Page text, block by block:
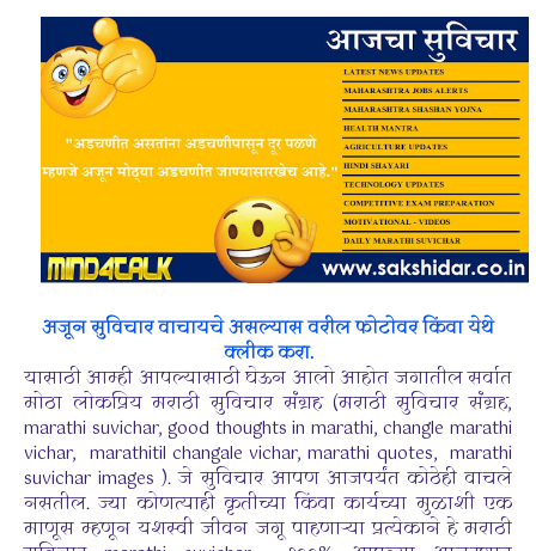
अजून सुविचार वाचायचे असल्यास वरील फोटोवर किंवा येथे
क्लीक करा.
यासाठी आम्ही आपल्यासाठी घेऊन आलो आहोत जगातील सर्वात
मोठा लोकप्रिय मराठी सुविचार संग्रह (मराठी सुविचार संग्रह,
marathi suvichar, good thoughts in marathi, changle marathi
vichar, marathitil changale vichar, marathi quotes, marathi
suvichar images ). जे सुविचार आपण आजपर्यंत कोठेही वाचले
नसतील. ज्या कोणत्याही कृतीच्या किंवा कार्यच्या मुळाशी एक
माणूस म्हणून यशस्वी जीवन जगू पाहणाऱ्या प्रत्येकाने हे मराठी